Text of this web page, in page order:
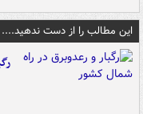
این مطالب را از دست ندهید....